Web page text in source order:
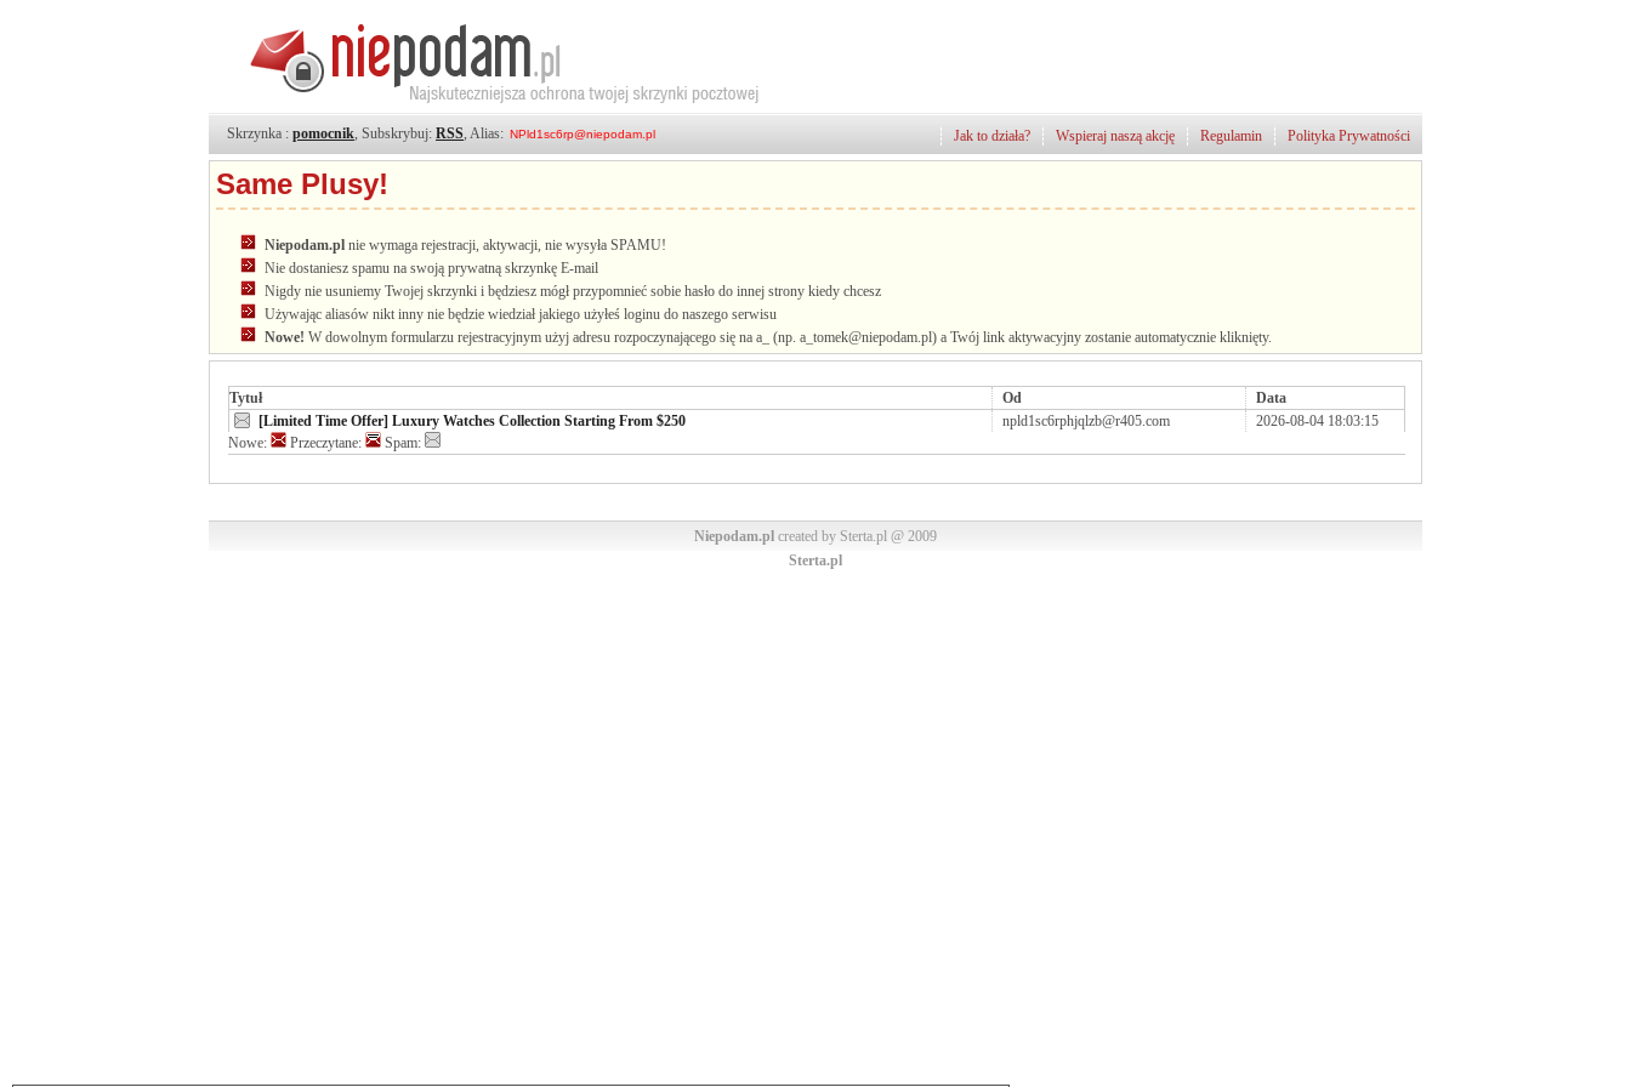
Polityka Prywatności
Regulamin
Wspieraj naszą akcję
Jak to działa?
Skrzynka : pomocnik, Subskrybuj: RSS, Alias:
Same Plusy!
Niepodam.pl nie wymaga rejestracji, aktywacji, nie wysyła SPAMU!
Nie dostaniesz spamu na swoją prywatną skrzynkę E-mail
Nigdy nie usuniemy Twojej skrzynki i będziesz mógł przypomnieć sobie hasło do innej strony kiedy chcesz
Używając aliasów nikt inny nie będzie wiedział jakiego użyłeś loginu do naszego serwisu
Nowe! W dowolnym formularzu rejestracyjnym użyj adresu rozpoczynającego się na a_ (np. a_tomek@niepodam.pl) a Twój link aktywacyjny zostanie automatycznie kliknięty.
Tytuł Od
Data
[Limited Time Offer] Luxury Watches Collection Starting From $250
npld1sc6rphjqlzb@r405.com
2026-08-04 18:03:15
Nowe:
Przeczytane: Spam:
Niepodam.pl created by Sterta.pl @ 2009
Sterta.pl